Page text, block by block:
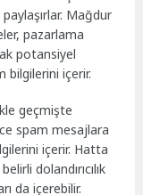
Mağdur
pazarlama
potansiyel
bilgilerini içerir.
geçmişte
spam mesajlara
içerir. Hatta
dolandırıcılık
da içerebilir.